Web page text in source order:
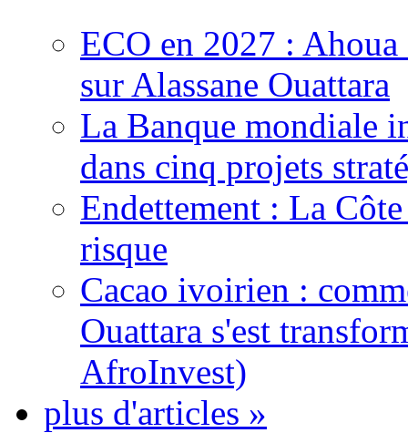
ECO en 2027 :
sur Alassane Ouattara
La Banque mondiale
dans cinq projets
Endettement : La
risque
Cacao ivoirien :
Ouattara s'est
AfroInvest)
plus d'articles »